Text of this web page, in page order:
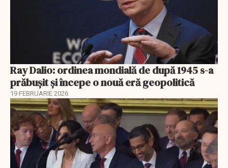
Ray Dalio: ordinea mondială de după 1945 s-a
prăbușit și începe o nouă eră geopolitică
19 FEBRUARIE 2026